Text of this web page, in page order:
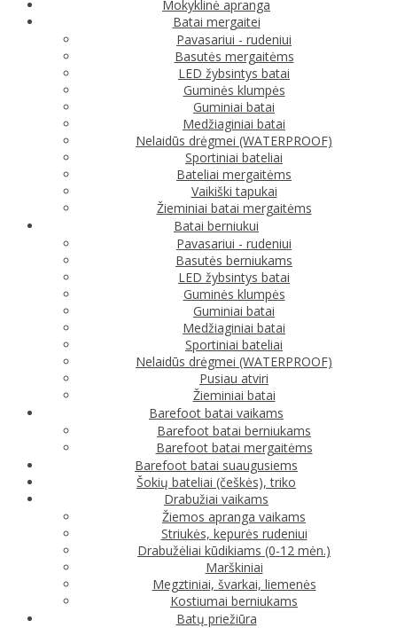
Mokyklinė apranga
Batai mergaitei
Pavasariui - rudeniui
Basutės mergaitėms
LED žybsintys batai
Guminės klumpės
Guminiai batai
Medžiaginiai batai
Nelaidūs drėgmei (WATERPROOF)
Sportiniai bateliai
Bateliai mergaitėms
Vaikiški tapukai
Žieminiai batai mergaitėms
Batai berniukui
Pavasariui - rudeniui
Basutės berniukams
LED žybsintys batai
Guminės klumpės
Guminiai batai
Medžiaginiai batai
Sportiniai bateliai
Nelaidūs drėgmei (WATERPROOF)
Pusiau atviri
Žieminiai batai
Barefoot batai vaikams
Barefoot batai berniukams
Barefoot batai mergaitėms
Barefoot batai suaugusiems
Šokių bateliai (češkės), triko
Drabužiai vaikams
Žiemos apranga vaikams
Striukės, kepurės rudeniui
Drabužėliai kūdikiams (0-12 mėn.)
Marškiniai
Megztiniai, švarkai, liemenės
Kostiumai berniukams
Batų priežiūra